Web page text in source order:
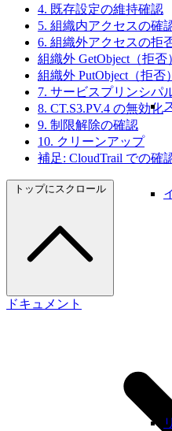
4. 既存設定の維持確認
5. 組織内アクセスの確
6. 組織外アクセスの拒
組織外 GetObject（拒否
組織外 PutObject（拒否）
7. サービスプリンシパ
8. CT.S3.PV.4 の無効化
9. 制限解除の確認
10. クリーンアップ
補足: CloudTrail での確
トップにスクロール
ドキュメント